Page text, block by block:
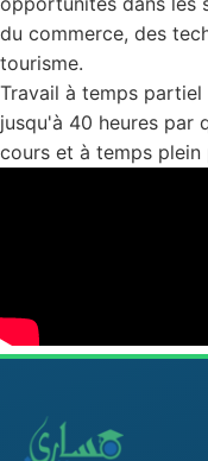
du commerce, des
tourisme.
Travail à temps
jusqu'à 40 heures par
cours et à temps plein